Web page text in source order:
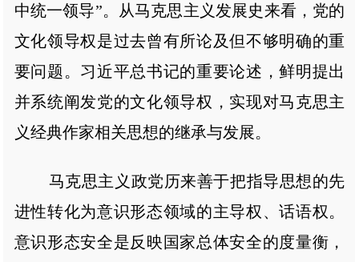
中统一领导”。从马克思主义发展史来看，党的
文化领导权是过去曾有所论及但不够明确的重
要问题。习近平总书记的重要论述，鲜明提出
并系统阐发党的文化领导权，实现对马克思主
义经典作家相关思想的继承与发展。
马克思主义政党历来善于把指导思想的先
进性转化为意识形态领域的主导权、话语权。
意识形态安全是反映国家总体安全的度量衡，